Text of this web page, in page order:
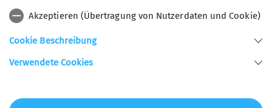
Sektion USC
Sektion Universitäts - Sportclub München des Deutschen Alpenvereins e.V.
Akzeptieren (Übertragung von Nutzerdaten und Cookie)
Cookie Beschreibung
Verwendete Cookies